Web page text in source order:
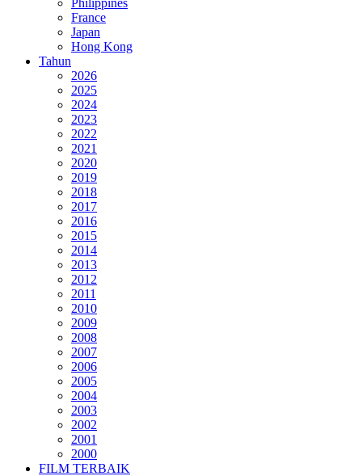
Philippines
France
Japan
Hong Kong
Tahun
2026
2025
2024
2023
2022
2021
2020
2019
2018
2017
2016
2015
2014
2013
2012
2011
2010
2009
2008
2007
2006
2005
2004
2003
2002
2001
2000
FILM TERBAIK